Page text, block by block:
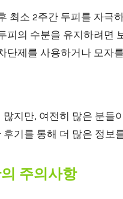
최소 2주간 두피를 자극
피의 수분을 유지하려면
단제를 사용하거나 모자
지만, 여전히 많은 분들이
기를 통해 더 많은 정보
주의사항